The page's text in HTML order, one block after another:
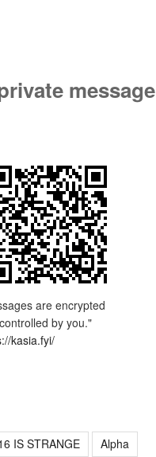
message
are encrypted
by you."
kasia.fyi/
IS STRANGE
Alpha